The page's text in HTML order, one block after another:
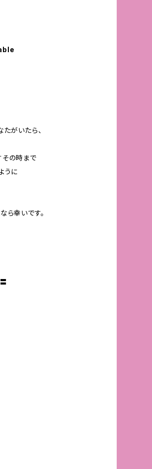
がいたら、
の時まで
うに
ら幸いです。